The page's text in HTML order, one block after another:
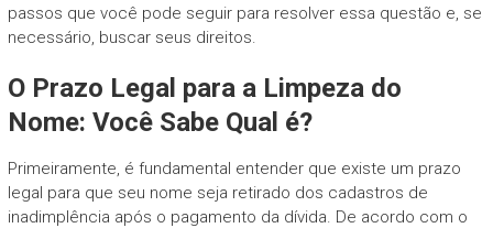
passos que você pode seguir para resolver essa questão e, se
necessário, buscar seus direitos.
O Prazo Legal para a Limpeza do
Nome: Você Sabe Qual é?
Primeiramente, é fundamental entender que existe um prazo
legal para que seu nome seja retirado dos cadastros de
inadimplência após o pagamento da dívida. De acordo com o